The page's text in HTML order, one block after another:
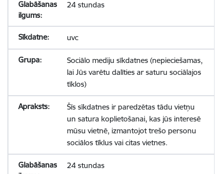
24 stundas
uvc
Sociālo mediju sīkdatnes (nepieciešamas,
lai Jūs varētu dalīties ar saturu sociālajos
tīklos)
Šīs sīkdatnes ir paredzētas tādu vietņu
un satura koplietošanai, kas jūs interesē
mūsu vietnē, izmantojot trešo personu
sociālos tīklus vai citas vietnes.
24 stundas